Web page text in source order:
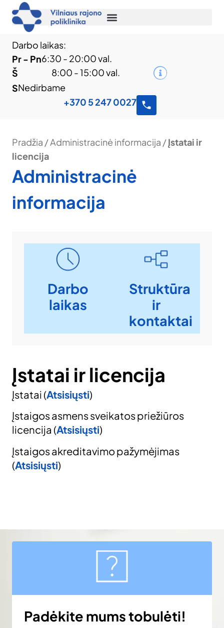
Darbo laikas:
Pr - Pn6:30 - 20:00 val.
Š
8:00 - 15:00 val.
SNedirbame
+370 5 247 0027
Pradžia /Administracinė informacija /Įstatai ir
licencija
Administracinė
informacija
Darbo
laikas
Struktūra
ir
kontaktai
Įstatai ir licencija
Įstatai (Atsisiųsti)
Įstaigos asmens sveikatos priežiūros
licencija (Atsisiųsti)
Įstaigos akreditavimo pažymėjimas
(Atsisiųsti)
Padėkite mums tobulėti!